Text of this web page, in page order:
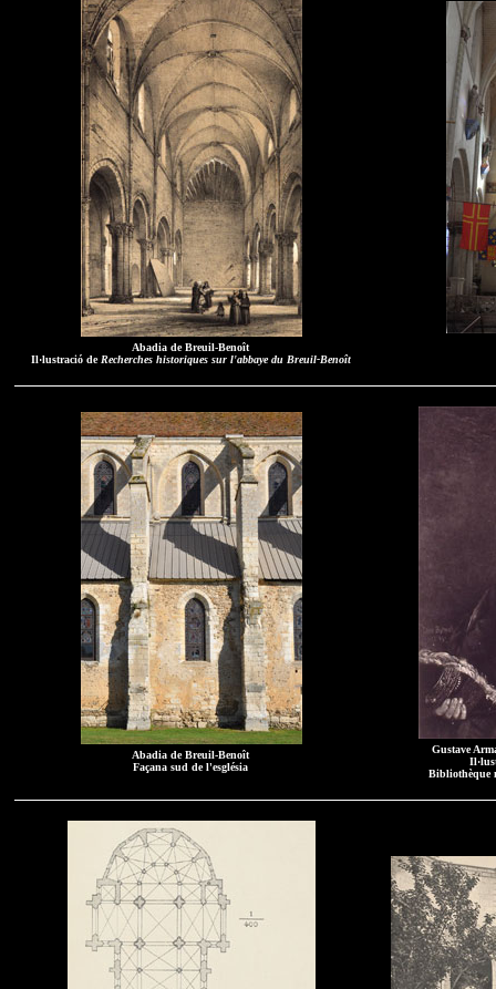
Abadia de Breuil-Benoît
Il·lustració de Recherches historiques sur l'abbaye du Breuil-Benoît
Abadia de Breuil-Benoît
Façana sud de l'església
Gustave
Bibliothèque